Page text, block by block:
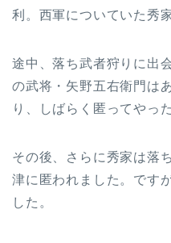
利。西軍についていた秀
途中、落ち武者狩りに出
の武将・矢野五右衛門は
り、しばらく匿ってやっ
その後、さらに秀家は落
津に匿われました。です
した。